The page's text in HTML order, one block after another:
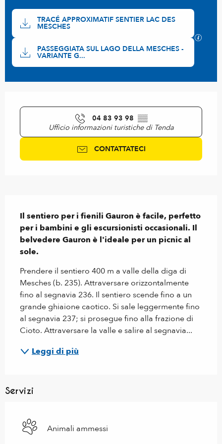
Documentazione
TRACÉ APPROXIMATIF SENTIER LAC DES
MESCHES
PASSEGGIATA SUL LAGO DELLA MESCHES -
VARIANTE G...
I file
04 83 93 98 ▒▒
Ufficio informazioni turistiche di Tenda
CONTATTATECI
Il sentiero per i fienili Gauron è facile, perfetto
per i bambini e gli escursionisti occasionali. Il
belvedere Gauron è l'ideale per un picnic al
sole.
Prendere il sentiero 400 m a valle della diga di
Mesches (b. 235). Attraversare orizzontalmente
fino al segnavia 236. Il sentiero scende fino a un
grande ghiaione caotico. Si sale leggermente fino
al segnavia 237; si prosegue fino alla frazione di
Cioto. Attraversare la valle e salire al segnavia...
Leggi di più
Servizi
Animali ammessi